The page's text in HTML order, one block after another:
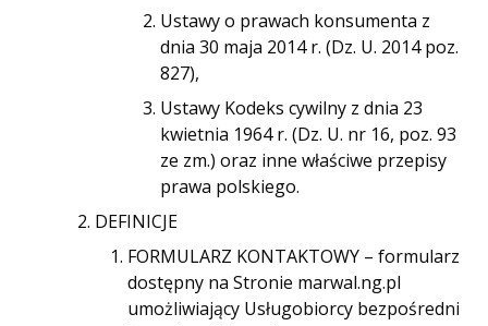
Ustawy o prawach konsumenta z
dnia 30 maja 2014 r. (Dz. U. 2014 poz.
827),
Ustawy Kodeks cywilny z dnia 23
kwietnia 1964 r. (Dz. U. nr 16, poz. 93
ze zm.) oraz inne właściwe przepisy
prawa polskiego.
DEFINICJE
FORMULARZ KONTAKTOWY – formularz
dostępny na Stronie marwal.ng.pl
umożliwiający Usługobiorcy bezpośredni